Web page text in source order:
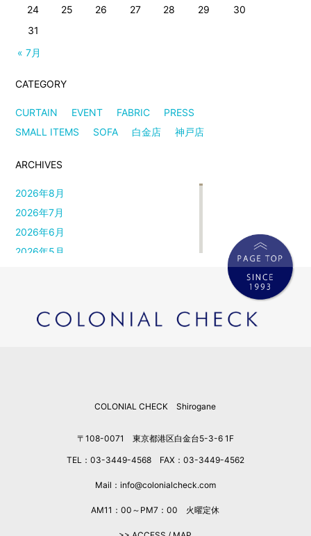
« 7月
24
25 26 27 28 29
30
31
CATEGORY
CURTAIN EVENT FABRIC
PRESS
SMALL ITEMS
SOFA 白金店 神戸店
ARCHIVES
2026年8月
2026年7月
2026年6月
2026年5月
2026年2月
2026年1月
COLONIAL CHECK Shirogane
〒108-0071 東京都港区白金台5-3-6 1F
TEL：03-3449-4568 FAX：03-3449-4562
Mail：info@colonialcheck.com
AM11：00～PM7：00 火曜定休